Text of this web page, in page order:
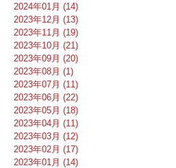
2024年01月 (14)
2023年12月 (13)
2023年11月 (19)
2023年10月 (21)
2023年09月 (20)
2023年08月 (1)
2023年07月 (11)
2023年06月 (22)
2023年05月 (18)
2023年04月 (11)
2023年03月 (12)
2023年02月 (17)
2023年01月 (14)